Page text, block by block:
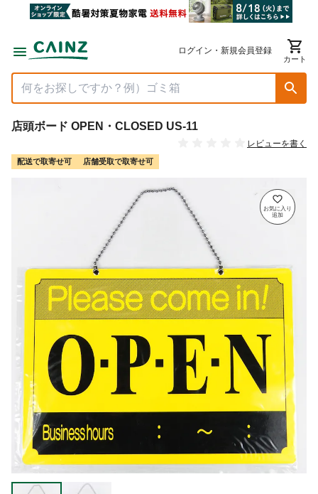
ログイン・新規会員登録
カート
店頭ボード OPEN・CLOSED US-11
レビューを書く
配送で取寄せ可 店舗受取で取寄せ可